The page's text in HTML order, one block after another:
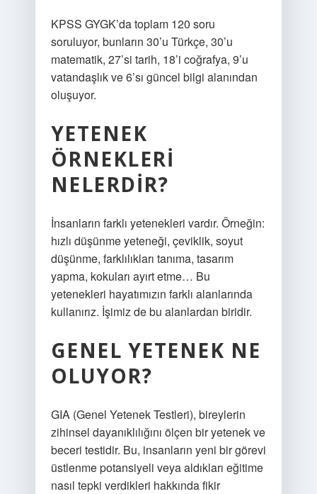
KPSS GYGK’da toplam 120 soru
soruluyor, bunların 30’u Türkçe, 30’u
matematik, 27’si tarih, 18’i coğrafya, 9’u
vatandaşlık ve 6’sı güncel bilgi alanından
oluşuyor.
YETENEK
ÖRNEKLERI
NELERDIR?
İnsanların farklı yetenekleri vardır. Örneğin:
hızlı düşünme yeteneği, çeviklik, soyut
düşünme, farklılıkları tanıma, tasarım
yapma, kokuları ayırt etme… Bu
yetenekleri hayatımızın farklı alanlarında
kullanırız. İşimiz de bu alanlardan biridir.
GENEL YETENEK NE
OLUYOR?
GIA (Genel Yetenek Testleri), bireylerin
zihinsel dayanıklılığını ölçen bir yetenek ve
beceri testidir. Bu, insanların yeni bir görevi
üstlenme potansiyeli veya aldıkları eğitime
nasıl tepki verdikleri hakkında fikir